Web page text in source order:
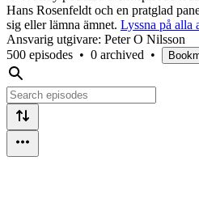
Hans Rosenfeldt och en pratglad
sig eller lämna ämnet. Lyssna på alla
Ansvarig utgivare: Peter O Nilsson
500 episodes • 0 archived •